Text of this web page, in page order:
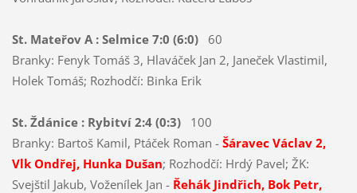
St. Mateřov A : Selmice 7:0 (6:0)60
Branky: Fenyk Tomáš 3, Hlaváček Jan 2, Janeček Vlastimil,
Holek Tomáš; Rozhodčí: Binka Erik
St. Ždánice : Rybitví 2:4 (0:3)100
Branky: Bartoš Kamil, Ptáček Roman - Šáravec Václav 2,
Vlk Ondřej, Hunka Dušan; Rozhodčí: Hrdý Pavel; ŽK:
Svejštil Jakub, Voženílek Jan - Řehák Jindřich, Bok Petr,